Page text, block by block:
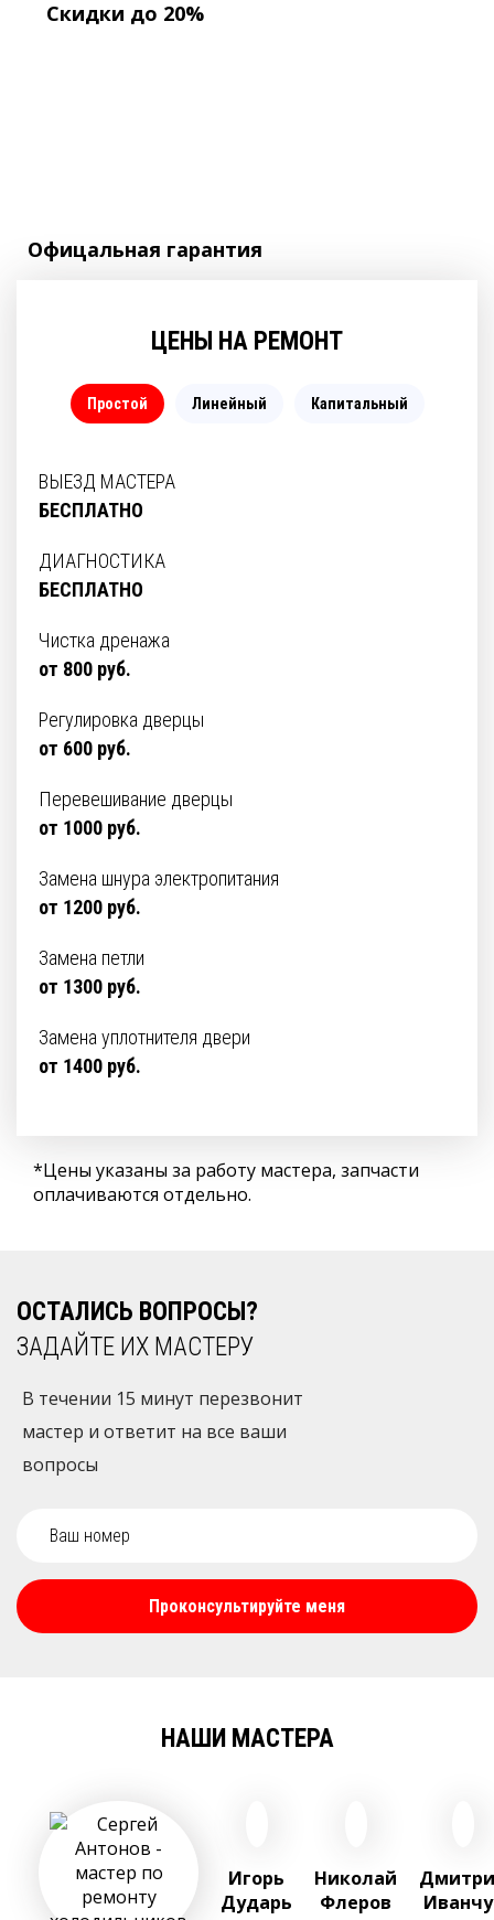
Скидки до 20%
Офицальная гарантия
ЦЕНЫ НА РЕМОНТ
Простой Линейный Капитальный
ВЫЕЗД МАСТЕРА
БЕСПЛАТНО
ДИАГНОСТИКА
БЕСПЛАТНО
Чистка дренажа
от 800 руб.
Регулировка дверцы
от 600 руб.
Перевешивание дверцы
от 1000 руб.
Замена шнура электропитания
от 1200 руб.
Замена петли
от 1300 руб.
Замена уплотнителя двери
от 1400 руб.
*Цены указаны за работу мастера, запчасти
оплачиваются отдельно.
ОСТАЛИСЬ ВОПРОСЫ?
ЗАДАЙТЕ ИХ МАСТЕРУ
В течении 15 минут перезвонит
мастер и ответит на все ваши
вопросы
Проконсультируйте меня
НАШИ МАСТЕРА
Игорь
Дударь
Николай
Флеров